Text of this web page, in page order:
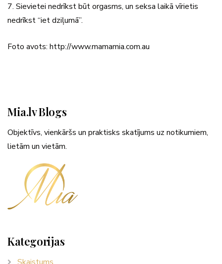
7. Sievietei nedrīkst būt orgasms, un seksa laikā vīrietis
nedrīkst “iet dziļumā”.
Foto avots: http://www.mamamia.com.au
Mia.lv Blogs
Objektīvs, vienkāršs un praktisks skatījums uz notikumiem,
lietām un vietām.
Kategorijas